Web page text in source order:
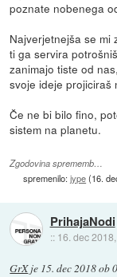
poznate nobenega
Najverjetnejša se mi
ti ga servira
zanimajo tiste od
svoje ideje projiciraš
Če ne bi bilo fino,
sistem na planetu.
Zgodovina sprememb…
spremenilo:jype(16.
PrihajaNodi
:: 16. dec
GrXje 15. dec 2018 ob